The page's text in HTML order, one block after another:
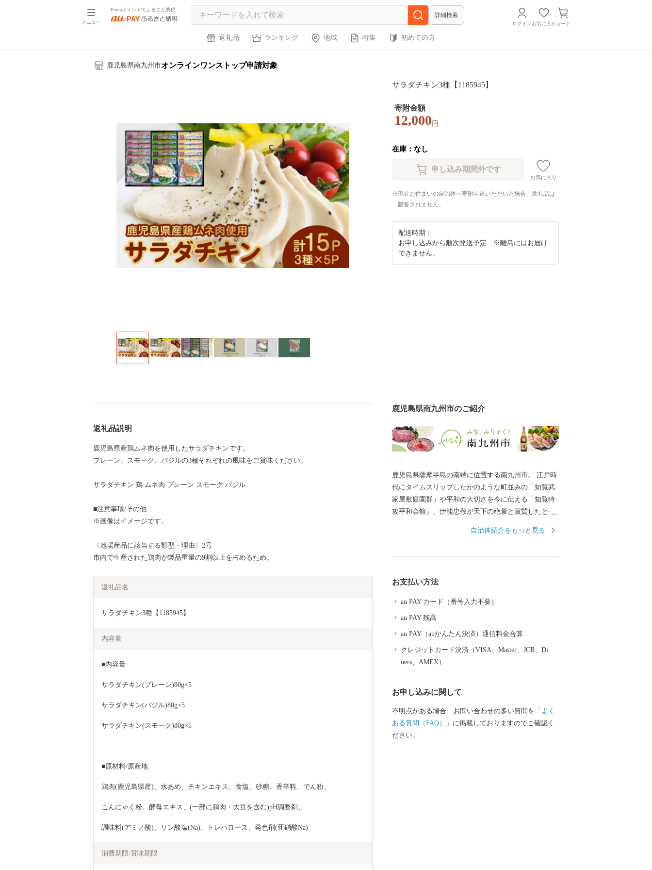
メニュー
Pontaポイントでふるさと納税
詳細検索
ログインお気に入り カート
返礼品 ランキング 地域 特集 初めての方
鹿児島県南九州市オンラインワンストップ申請対象
サラダチキン3種【1185945】
寄附金額
12,000 円
在庫：なし
お気に入り
現在お住まいの自治体へ寄附申込いただいた場合、返礼品は
贈答されません。
配送時期：
お申し込みから順次発送予定 ※離島にはお届け
できません。
返礼品説明
鹿児島県産鶏ムネ肉を使用したサラダチキンです。
プレーン、スモーク、バジルの3種それぞれの風味をご賞味ください。
サラダチキン 鶏 ムネ肉 プレーン スモーク バジル
■注意事項/その他
※画像はイメージです。
〈地場産品に該当する類型・理由〉2号
市内で生産された鶏肉が製品重量の9割以上を占めるため。
返礼品名
サラダチキン3種【1185945】
内容量
■内容量
サラダチキン(プレーン)80g×5
サラダチキン(バジル)80g×5
サラダチキン(スモーク)80g×5
■原材料/原産地
鶏肉(鹿児島県産)、水あめ、チキンエキス、食塩、砂糖、香辛料、でん粉、
こんにゃく粉、酵母エキス、(一部に鶏肉・大豆を含む)pH調整剤、
調味料(アミノ酸)、リン酸塩(Na)、トレハロース、発色剤(亜硝酸Na)
消費期限/賞味期限
鹿児島県南九州市のご紹介
鹿児島県薩摩半島の南端に位置する南九州市。 江戸時
代にタイムスリップしたかのような町並みの「知覧武
家屋敷庭園群」や平和の大切さを今に伝える「知覧特
攻平和会館」、伊能忠敬が天下の絶景と賞賛したと伝
れている「川辺仏壇」などで知られています。 南九州
多くあります。 南九州市自慢の特産品を、ふるさと納
自治体紹介をもっと見る
お支払い方法
au PAY カード（番号入力不要）
au PAY 残高
au PAY（auかんたん決済）通信料金合算
クレジットカード決済（VISA、Master、JCB、Di
ners、AMEX）
お申し込みに関して
不明点がある場合、お問い合わせの多い質問を 「よく
ある質問（FAQ）」 に掲載しておりますのでご確認く
ださい。